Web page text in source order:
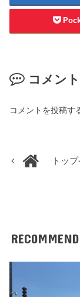
コメン
コメントを投稿す
トッ
RECOMMEND